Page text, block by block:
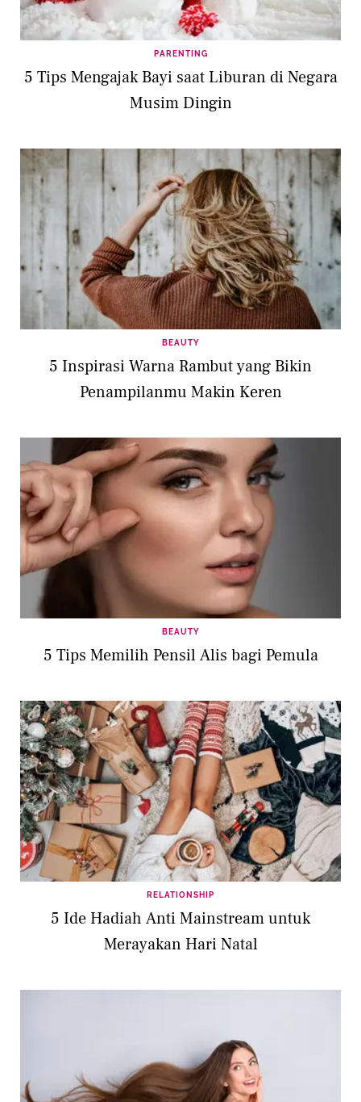
PARENTING
5 Tips Mengajak Bayi saat Liburan di Negara
Musim Dingin
BEAUTY
5 Inspirasi Warna Rambut yang Bikin
Penampilanmu Makin Keren
BEAUTY
5 Tips Memilih Pensil Alis bagi Pemula
RELATIONSHIP
5 Ide Hadiah Anti Mainstream untuk
Merayakan Hari Natal